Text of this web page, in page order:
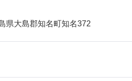
大島郡知名町知名372